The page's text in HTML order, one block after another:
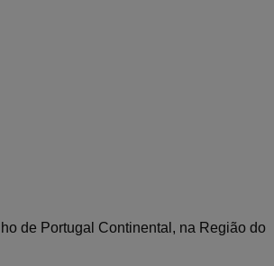
de Portugal Continental, na Região do